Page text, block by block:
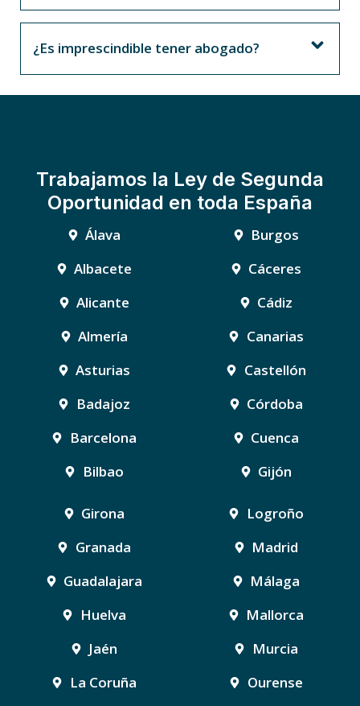
¿Es imprescindible tener abogado?
Trabajamos la Ley de Segunda
Oportunidad en toda España
Álava
Albacete
Alicante
Almería
Asturias
Badajoz
Barcelona
Bilbao
Burgos
Cáceres
Cádiz
Canarias
Castellón
Córdoba
Cuenca
Gijón
Girona
Granada
Guadalajara
Huelva
Jaén
La Coruña
Logroño
Madrid
Málaga
Mallorca
Murcia
Ourense